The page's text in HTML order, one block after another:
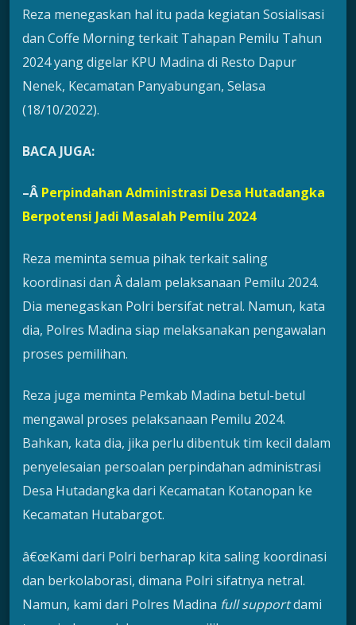
Reza menegaskan hal itu pada kegiatan Sosialisasi
dan Coffe Morning terkait Tahapan Pemilu Tahun
2024 yang digelar KPU Madina di Resto Dapur
Nenek, Kecamatan Panyabungan, Selasa
(18/10/2022).
BACA JUGA:
–Â Perpindahan Administrasi Desa Hutadangka
Berpotensi Jadi Masalah Pemilu 2024
Reza meminta semua pihak terkait saling
koordinasi dan Â dalam pelaksanaan Pemilu 2024.
Dia menegaskan Polri bersifat netral. Namun, kata
dia, Polres Madina siap melaksanakan pengawalan
proses pemilihan.
Reza juga meminta Pemkab Madina betul-betul
mengawal proses pelaksanaan Pemilu 2024.
Bahkan, kata dia, jika perlu dibentuk tim kecil dalam
penyelesaian persoalan perpindahan administrasi
Desa Hutadangka dari Kecamatan Kotanopan ke
Kecamatan Hutabargot.
â€œKami dari Polri berharap kita saling koordinasi
dan berkolaborasi, dimana Polri sifatnya netral.
Namun, kami dari Polres Madina full supportdami